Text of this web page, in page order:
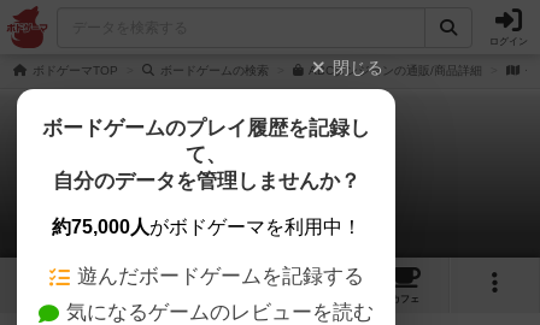
ログイン
ボドゲーマTOP ボードゲームの検索 ABCダンジョンの通販/商品詳細 作
ABCダンジョン
0件の動画
2 2
カフェ
閉じる
ボードゲームのプレイ履歴を記録し
て、
自分のデータを管理しませんか？
約75,000人がボドゲーマを利用中！
遊んだボードゲームを記録する
気になるゲームのレビューを読む